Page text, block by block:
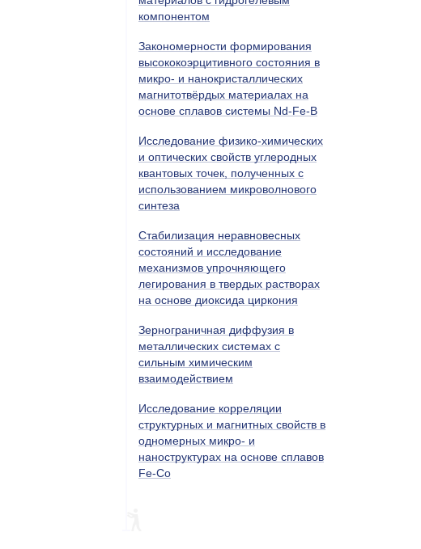
компонентом
Закономерности формирования
высококоэрцитивного состояния в
микро- и нанокристаллических
магнитотвёрдых материалах на
основе сплавов системы Nd-Fe-B
Исследование физико-химических
и оптических свойств углеродных
квантовых точек, полученных с
использованием микроволнового
синтеза
Стабилизация неравновесных
состояний и исследование
механизмов упрочняющего
легирования в твердых растворах
на основе диоксида циркония
Зернограничная диффузия в
металлических системах с
сильным химическим
взаимодействием
Исследование корреляции
структурных и магнитных свойств в
одномерных микро- и
наноструктурах на основе сплавов
Fe-Co